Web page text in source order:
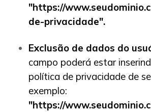
"https://
de-privacidade".
Exclusão de dados do
campo poderá estar
política de privacidade de
exemplo:
"https://